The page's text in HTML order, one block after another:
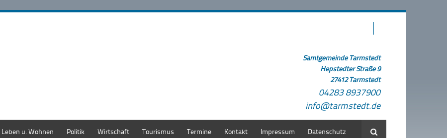
Samtgemeinde Tarmstedt
Hepstedter Straße 9
27412 Tarmstedt
04283 8937900
info@tarmstedt.de
Leben u. Wohnen Politik Wirtschaft Tourismus Termine Kontakt Impressum Datenschutz Suche